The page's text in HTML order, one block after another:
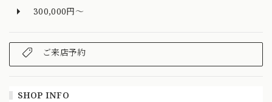
300,000円～
ご来店予約
SHOP INFO